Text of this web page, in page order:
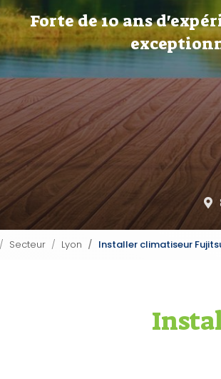
Forte de 10 ans
Secteur Lyon Installer climatiseur